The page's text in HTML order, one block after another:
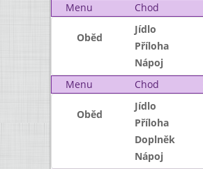
Menu
Chod
Oběd
Jídlo
Příloha
Nápoj
Menu
Chod
Oběd
Jídlo
Příloha
Doplněk
Nápoj